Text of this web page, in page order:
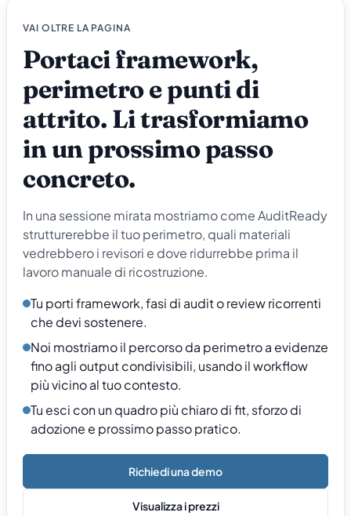
VAI OLTRE LA PAGINA
Portaci framework,
perimetro e punti di
attrito. Li trasformiamo
in un prossimo passo
concreto.
In una sessione mirata mostriamo come AuditReady
strutturerebbe il tuo perimetro, quali materiali
vedrebbero i revisori e dove ridurrebbe prima il
lavoro manuale di ricostruzione.
Tu porti framework, fasi di audit o review ricorrenti
che devi sostenere.
Noi mostriamo il percorso da perimetro a evidenze
fino agli output condivisibili, usando il workflow
più vicino al tuo contesto.
Tu esci con un quadro più chiaro di fit, sforzo di
adozione e prossimo passo pratico.
Richiedi una demo
Visualizza i prezzi